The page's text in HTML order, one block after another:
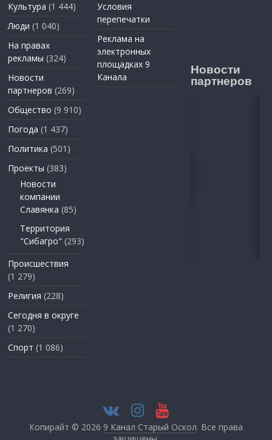
Культура (1 444)
Люди (1 040)
На правах
рекламы (324)
Новости
партнеров (269)
Общество (9 910)
Погода (1 437)
Политика (501)
Проекты (383)
Новости
компании
Славянка (85)
Территория
"Сибагро" (293)
Происшествия
(1 279)
Религия (228)
Сегодня в округе
(1 270)
Спорт (1 086)
Условия
перепечатки
Реклама на
электронных
площадках 9
Канала
Новости
партнеров
Копирайт © 2026 9 Канал Старый Оскол. Все права